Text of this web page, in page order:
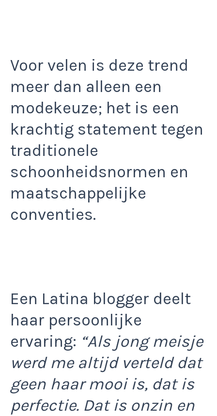
Voor velen is deze trend
meer dan alleen een
modekeuze; het is een
krachtig statement tegen
traditionele
schoonheidsnormen en
maatschappelijke
conventies.
Een Latina blogger deelt
haar persoonlijke
ervaring: “Als jong meisje
werd me altijd verteld dat
geen haar mooi is, dat is
perfectie. Dat is onzin en